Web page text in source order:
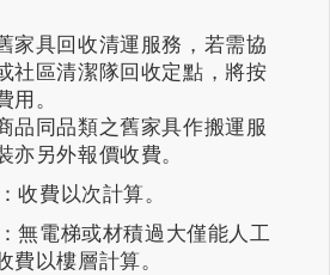
家具回收清運服務，若需協
社區清潔隊回收定點，將按
。
品同品類之舊家具作搬運服
亦另外報價收費。
收費以次計算。
無電梯或材積過大僅能人工
費以樓層計算。